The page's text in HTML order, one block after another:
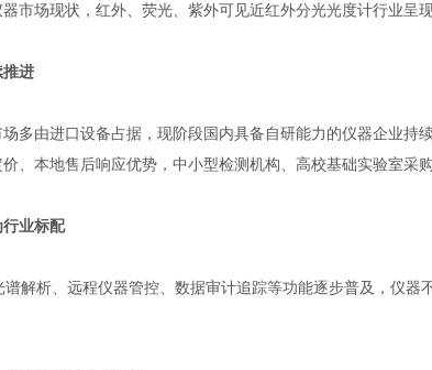
场现状，红外、荧光、紫外可见近红外分光光度计行业呈现
推进
由进口设备占据，现阶段国内具备自研能力的仪器企业持
、本地售后响应优势，中小型检测机构、高校基础实验室采
业标配
析、远程仪器管控、数据审计追踪等功能逐步普及，仪器